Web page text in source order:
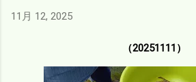
11月 12, 2025
（20251111）